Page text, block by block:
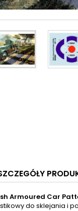
Armoured Car
do sklejania i